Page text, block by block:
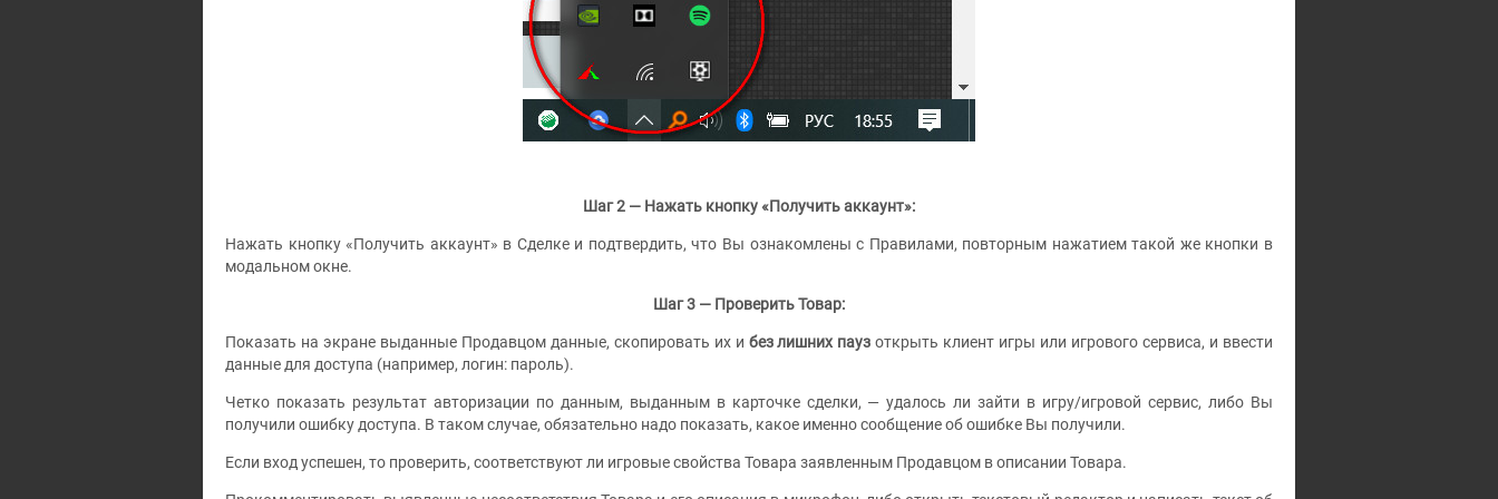
Шаг 2 — Нажать кнопку «Получить аккаунт»:
Нажать кнопку «Получить аккаунт» в Сделке и подтвердить, что Вы ознакомлены с Правилами, повторным нажатием такой же кнопки в
модальном окне.
Шаг 3 — Проверить Товар:
Показать на экране выданные Продавцом данные, скопировать их и без лишних пауз открыть клиент игры или игрового сервиса, и ввести
данные для доступа (например, логин: пароль).
Четко показать результат авторизации по данным, выданным в карточке сделки, — удалось ли зайти в игру/игровой сервис, либо Вы
получили ошибку доступа. В таком случае, обязательно надо показать, какое именно сообщение об ошибке Вы получили.
Если вход успешен, то проверить, соответствуют ли игровые свойства Товара заявленным Продавцом в описании Товара.